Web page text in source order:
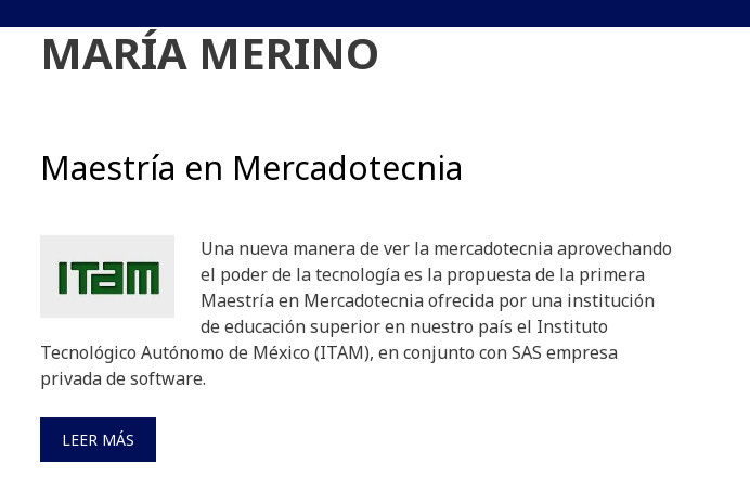
MARÍA MERINO
Maestría en Mercadotecnia
Una nueva manera de ver la mercadotecnia aprovechando
el poder de la tecnología es la propuesta de la primera
Maestría en Mercadotecnia ofrecida por una institución
de educación superior en nuestro país el Instituto
Tecnológico Autónomo de México (ITAM), en conjunto con SAS empresa
privada de software.
LEER MÁS